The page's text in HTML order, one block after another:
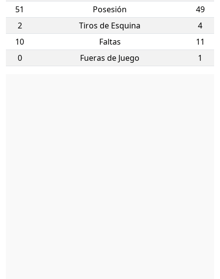
51
Posesión
49
2
Tiros de Esquina
4
10
Faltas
11
0
Fueras de Juego 1